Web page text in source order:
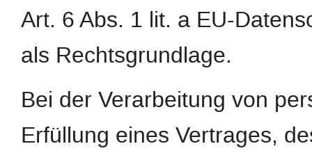
Art. 6 Abs. 1 lit. a EU-
als Rechtsgrundlage.
Bei der Verarbeitung von
Erfüllung eines Vertrages,